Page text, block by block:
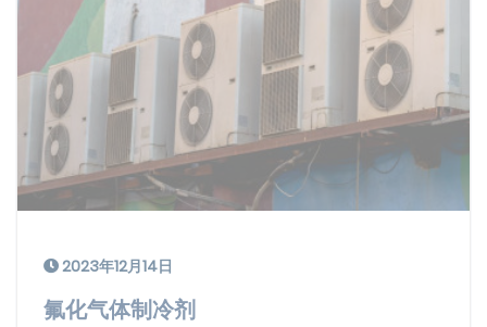
2023年12月14日
氟化气体制冷剂